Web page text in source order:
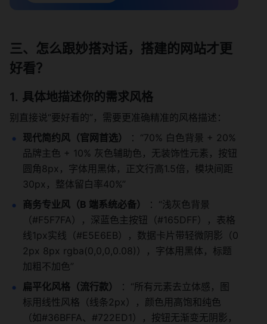
三、怎么跟妙搭对话，搭建的网站才更
好看？
具体地描述你的需求风格
别直接说“要好看的”，需要更准确精准的风格描述：
现代简约风（官网首选）
：“70% 白色背景 + 20%
品牌主色 + 10% 灰色辅助色，无装饰性元素，按钮
圆角8px，字体用黑体，正文行高1.5倍，模块间距
30px，整体留白率40%”
商务专业风（B 端系统必备）
：“浅灰色背景
（#F5F7FA），深蓝色主按钮（#165DFF），表格
线1px实线（#E5E6EB），数据卡片带轻微阴影（0
2px 8px rgba(0,0,0,0.08)），字体用黑体，标题
加粗不加色”
扁平化风格（流行款）
：“所有元素去立体感，图
标用线性风格（线条2px），颜色用高饱和纯色
（如#36BFFA、#722ED1），按钮无渐变无阴影，